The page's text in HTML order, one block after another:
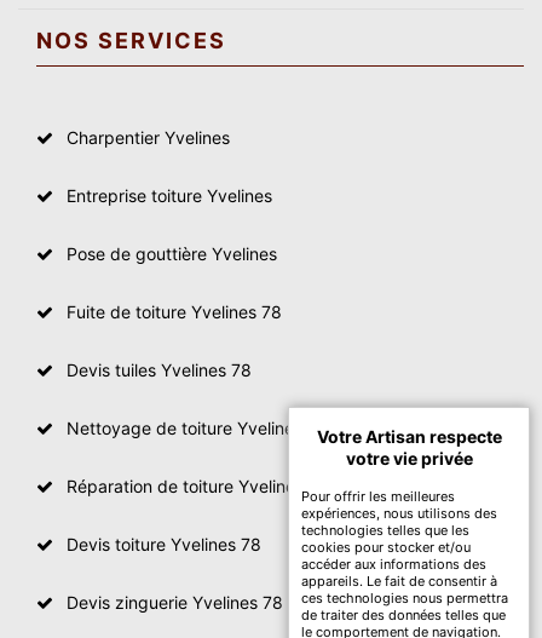
NOS SERVICES
Charpentier Yvelines
Entreprise toiture Yvelines
Pose de gouttière Yvelines
Fuite de toiture Yvelines 78
Devis tuiles Yvelines 78
Nettoyage de toiture Yvelines
Réparation de toiture Yvelines 78
Devis toiture Yvelines 78
Devis zinguerie Yvelines 78
Votre Artisan respecte
votre vie privée
Pour offrir les meilleures
expériences, nous utilisons des
technologies telles que les
cookies pour stocker et/ou
accéder aux informations des
appareils. Le fait de consentir à
ces technologies nous permettra
de traiter des données telles que
le comportement de navigation.